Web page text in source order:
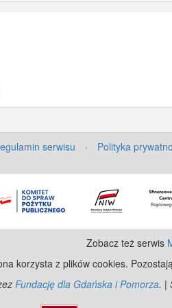
serwisu · Polityka
Zobacz też serwis
korzysta z plików cookies.
Fundację dla Gdańska i Pomorza. |